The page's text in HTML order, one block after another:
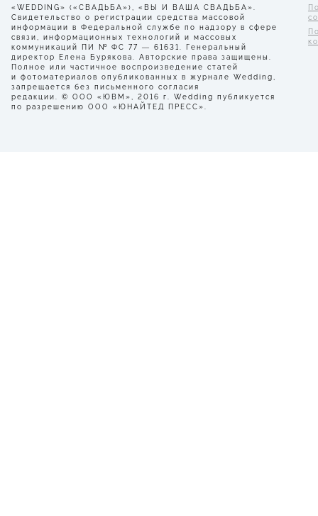
«WEDDING» («СВАДЬБА»), «ВЫ И ВАША СВАДЬБА».
Свидетельство о регистрации средства массовой
информации в Федеральной службе по надзору в сфере
связи, информационных технологий и массовых
коммуникаций ПИ № ФС 77 — 61631. Генеральный
директор Елена Бурякова. Авторские права защищены.
Полное или частичное воспроизведение статей
и фотоматериалов опубликованных в журнале Wedding,
запрещается без письменного согласия
редакции. © ООО «ЮВМ», 2016 г. Wedding публикуется
по разрешению ООО «ЮНАЙТЕД ПРЕСС».